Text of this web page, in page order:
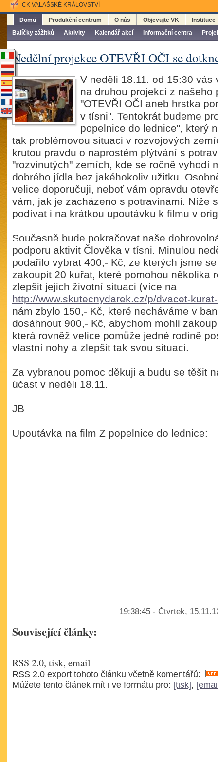
CK VALAŠSKÉ KRÁLOVSTVÍ
Domů
Balíčky zážitků
Aktivity Kalendář akcí Informační centra
Produkční centrum O nás Objevujte VK Instituce
Nedělní projekce OTEVŘI OČI se
V neděli 18.11. od 15:30 vás
na druhou projekci z našeho
"OTEVŘI OČI aneb hrstka
v tísni". Tentokrát budeme
popelnice do lednice", který
tak problémovou situaci v rozvojových
krutou pravdu o naprostém plýtvání s
"rozvinutých" zemích, kde se ročně vyhodí
dobrého jídla bez jakéhokoliv užitku.
velice doporučuji, neboť vám opravdu
vám, jak je zacházeno s potravinami. Níže
podívat i na krátkou upoutávku k filmu v
Současně bude pokračovat naše
podporu aktivit Člověka v tísni. Minulou
podařilo vybrat 400,- Kč, ze kterých jsme
zakoupit 20 kuřat, které pomohou několika
zlepšit jejich životní situaci (více na
http://www.skutecnydarek.cz/p/dvacet-
nám zbylo 150,- Kč, které necháváme v
dosáhnout 900,- Kč, abychom mohli
která rovněž velice pomůže jedné rodině
vlastní nohy a zlepšit tak svou situaci.
Za vybranou pomoc děkuji a budu se těšit
účast v neděli 18.11.
JB
Upoutávka na film Z popelnice do lednice:
19:38:45 - Čtvrtek,
Související články:
RSS 2.0, tisk, email
RSS 2.0 export tohoto článku včetně komentářů:
Můžete tento článek mít i ve formátu pro: [tisk],